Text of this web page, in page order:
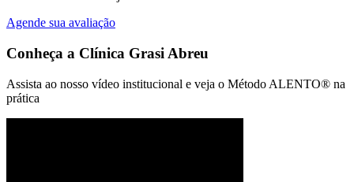
Agende sua avaliação
Conheça a Clínica Grasi Abreu
Assista ao nosso vídeo institucional e veja o Método ALENTO® na
prática